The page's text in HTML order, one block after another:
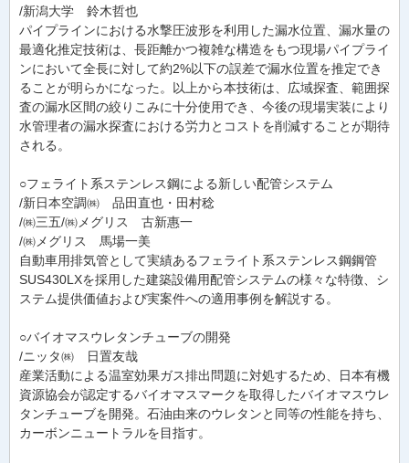
/新潟大学 鈴木哲也
パイプラインにおける水撃圧波形を利用した漏水位置、漏水量の
最適化推定技術は、長距離かつ複雑な構造をもつ現場パイプライ
ンにおいて全長に対して約2%以下の誤差で漏水位置を推定でき
ることが明らかになった。以上から本技術は、広域探査、範囲探
査の漏水区間の絞りこみに十分使用でき、今後の現場実装により
水管理者の漏水探査における労力とコストを削減することが期待
される。
○フェライト系ステンレス鋼による新しい配管システム
/新日本空調㈱ 品田直也・田村稔
/㈱三五/㈱メグリス 古新惠一
/㈱メグリス 馬場一美
自動車用排気管として実績あるフェライト系ステンレス鋼鋼管
SUS430LXを採用した建築設備用配管システムの様々な特徴、シ
ステム提供価値および実案件への適用事例を解説する。
○バイオマスウレタンチューブの開発
/ニッタ㈱ 日置友哉
産業活動による温室効果ガス排出問題に対処するため、日本有機
資源協会が認定するバイオマスマークを取得したバイオマスウレ
タンチューブを開発。石油由来のウレタンと同等の性能を持ち、
カーボンニュートラルを目指す。